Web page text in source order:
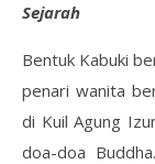
Sejarah
Bentuk Kabuki
penari wanita
di Kuil Agung
doa-doa